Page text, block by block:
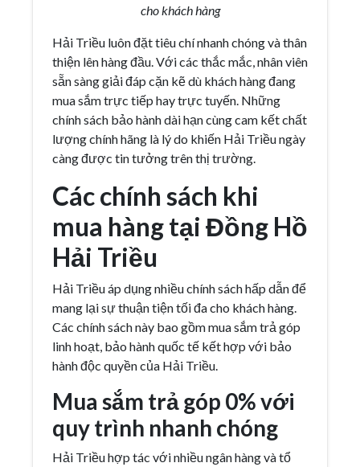
cho khách hàng
Hải Triều luôn đặt tiêu chí nhanh chóng và thân
thiện lên hàng đầu. Với các thắc mắc, nhân viên
sẵn sàng giải đáp cặn kẽ dù khách hàng đang
mua sắm trực tiếp hay trực tuyến. Những
chính sách bảo hành dài hạn cùng cam kết chất
lượng chính hãng là lý do khiến Hải Triều ngày
càng được tin tưởng trên thị trường.
Các chính sách khi
mua hàng tại Đồng Hồ
Hải Triều
Hải Triều áp dụng nhiều chính sách hấp dẫn để
mang lại sự thuận tiện tối đa cho khách hàng.
Các chính sách này bao gồm mua sắm trả góp
linh hoạt, bảo hành quốc tế kết hợp với bảo
hành độc quyền của Hải Triều.
Mua sắm trả góp 0% với
quy trình nhanh chóng
Hải Triều hợp tác với nhiều ngân hàng và tổ